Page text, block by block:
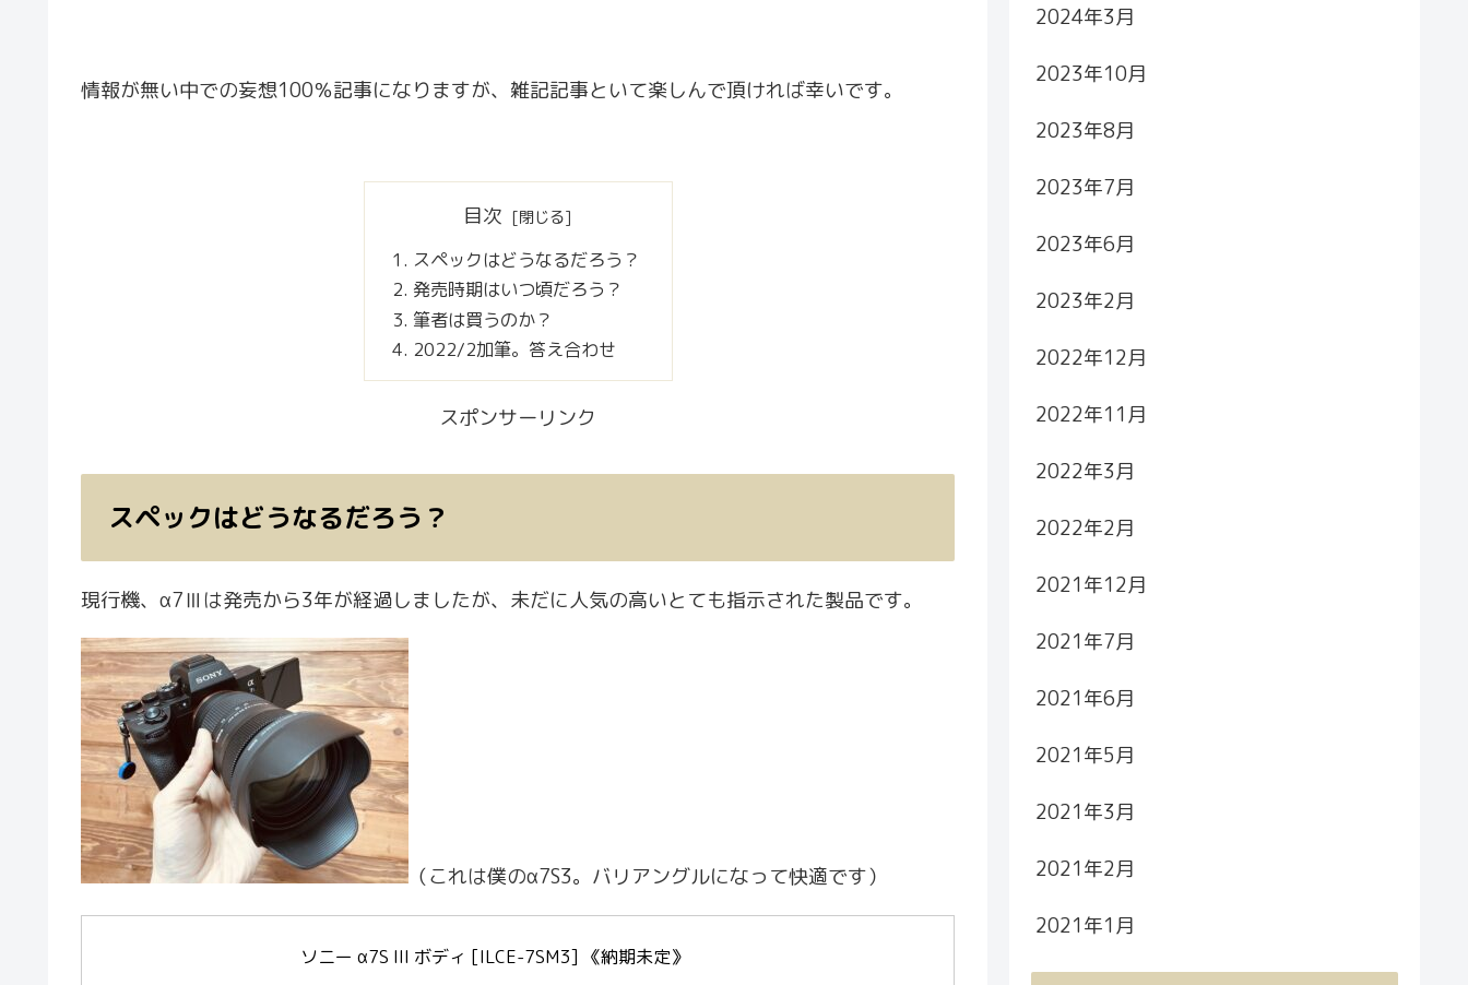
情報が無い中での妄想100％記事になりますが、雑記記事といて楽しんで頂ければ幸いです。
目次
スペックはどうなるだろう？
発売時期はいつ頃だろう？
筆者は買うのか？
2022/2加筆。答え合わせ
スポンサーリンク
スペックはどうなるだろう？
現行機、α7Ⅲは発売から3年が経過しましたが、未だに人気の高いとても指示された製品です。
（これは僕のα7S3。バリアングルになって快適です）
ソニー α7S III ボディ [ILCE-7SM3] 《納期未定》
2024年3月
2023年10月
2023年8月
2023年7月
2023年6月
2023年2月
2022年12月
2022年11月
2022年3月
2022年2月
2021年12月
2021年7月
2021年6月
2021年5月
2021年3月
2021年2月
2021年1月